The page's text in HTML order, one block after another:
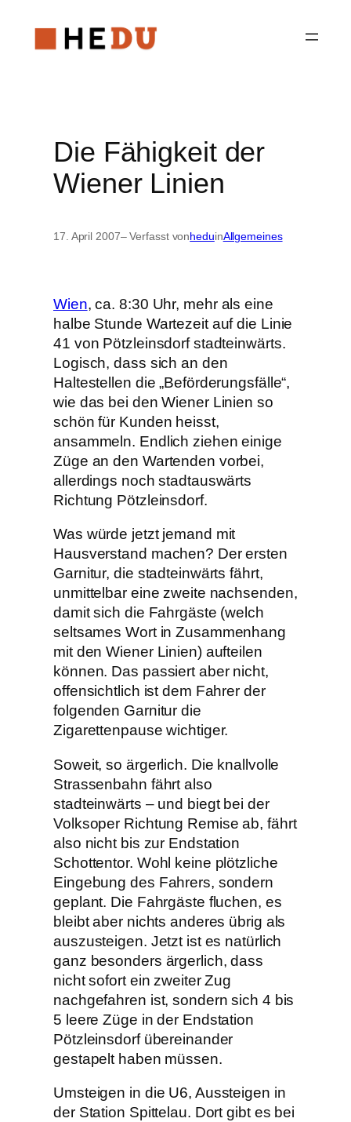
springen
Die Fähigkeit der
Wiener Linien
17. April 2007– Verfasst vonheduinAllgemeines
Wien, ca. 8:30 Uhr, mehr als eine
halbe Stunde Wartezeit auf die Linie
41 von Pötzleinsdorf stadteinwärts.
Logisch, dass sich an den
Haltestellen die „Beförderungsfälle“,
wie das bei den Wiener Linien so
schön für Kunden heisst,
ansammeln. Endlich ziehen einige
Züge an den Wartenden vorbei,
allerdings noch stadtauswärts
Richtung Pötzleinsdorf.
Was würde jetzt jemand mit
Hausverstand machen? Der ersten
Garnitur, die stadteinwärts fährt,
unmittelbar eine zweite nachsenden,
damit sich die Fahrgäste (welch
seltsames Wort in Zusammenhang
mit den Wiener Linien) aufteilen
können. Das passiert aber nicht,
offensichtlich ist dem Fahrer der
folgenden Garnitur die
Zigarettenpause wichtiger.
Soweit, so ärgerlich. Die knallvolle
Strassenbahn fährt also
stadteinwärts – und biegt bei der
Volksoper Richtung Remise ab, fährt
also nicht bis zur Endstation
Schottentor. Wohl keine plötzliche
Eingebung des Fahrers, sondern
geplant. Die Fahrgäste fluchen, es
bleibt aber nichts anderes übrig als
auszusteigen. Jetzt ist es natürlich
ganz besonders ärgerlich, dass
nicht sofort ein zweiter Zug
nachgefahren ist, sondern sich 4 bis
5 leere Züge in der Endstation
Pötzleinsdorf übereinander
gestapelt haben müssen.
Umsteigen in die U6, Aussteigen in
der Station Spittelau. Dort gibt es bei